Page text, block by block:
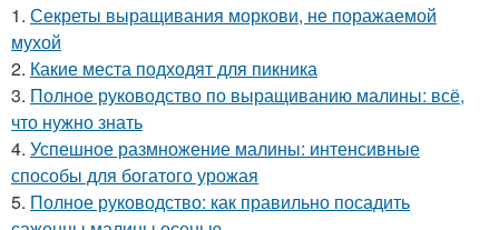
1. Секреты выращивания моркови, не поражаемой
мухой
2. Какие места подходят для пикника
3. Полное руководство по выращиванию малины: всё,
что нужно знать
4. Успешное размножение малины: интенсивные
способы для богатого урожая
5. Полное руководство: как правильно посадить